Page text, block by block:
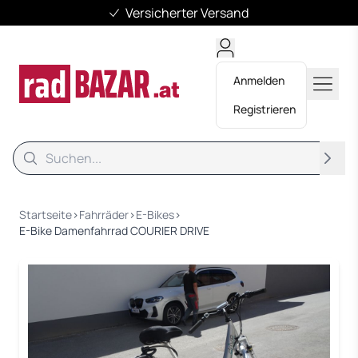
Mehr als 11.500 Fahrräder
Anmelden
Registrieren
Suche
Startseite›Fahrräder›E-Bikes›
E-Bike Damenfahrrad COURIER DRIVE